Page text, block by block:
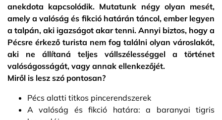
anekdota kapcsolódik. Mutatunk négy olyan mesét,
amely a valóság és fikció határán táncol, ember legyen
a talpán, aki igazságot akar tenni. Annyi biztos, hogy a
Pécsre érkező turista nem fog találni olyan városlakót,
aki ne állítaná teljes vállszélességgel a történet
valóságosságát, vagy annak ellenkezőjét.
Miről is lesz szó pontosan?
Pécs alatti titkos pincerendszerek
A valóság és fikció határa: a baranyai tigris